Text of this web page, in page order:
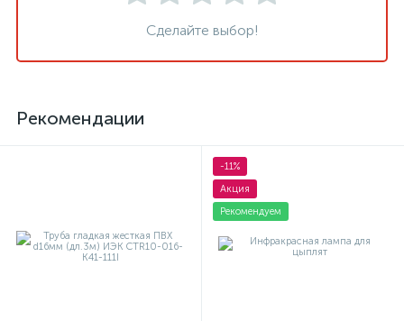
Сделайте выбор!
Рекомендации
-11%
Акция
Рекомендуем